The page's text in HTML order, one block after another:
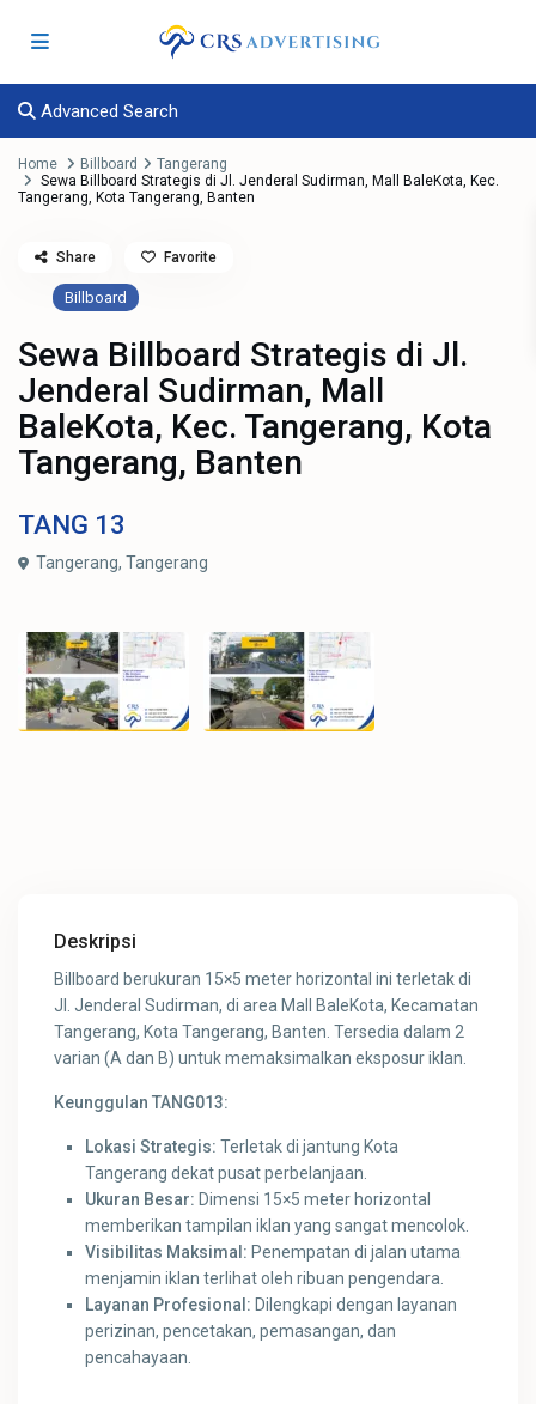
Advanced Search
Home Billboard
Tangerang
Sewa Billboard Strategis di Jl. Jenderal Sudirman, Mall BaleKota, Kec.
Tangerang, Kota Tangerang, Banten
Billboard
Sewa Billboard Strategis di Jl.
Jenderal Sudirman, Mall
BaleKota, Kec. Tangerang, Kota
Tangerang, Banten
TANG 13
Tangerang,Tangerang
Share Favorite
Deskripsi
Billboard berukuran 15×5 meter horizontal ini terletak di
Jl. Jenderal Sudirman, di area Mall BaleKota, Kecamatan
Tangerang, Kota Tangerang, Banten. Tersedia dalam 2
varian (A dan B) untuk memaksimalkan eksposur iklan.
Keunggulan TANG013:
Lokasi Strategis: Terletak di jantung Kota
Tangerang dekat pusat perbelanjaan.
Ukuran Besar: Dimensi 15×5 meter horizontal
memberikan tampilan iklan yang sangat mencolok.
Visibilitas Maksimal: Penempatan di jalan utama
menjamin iklan terlihat oleh ribuan pengendara.
Layanan Profesional: Dilengkapi dengan layanan
perizinan, pencetakan, pemasangan, dan
pencahayaan.